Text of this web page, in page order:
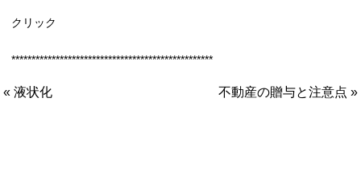
クリック
**************************************************
« 液状化 不動産の贈与と注意点 »